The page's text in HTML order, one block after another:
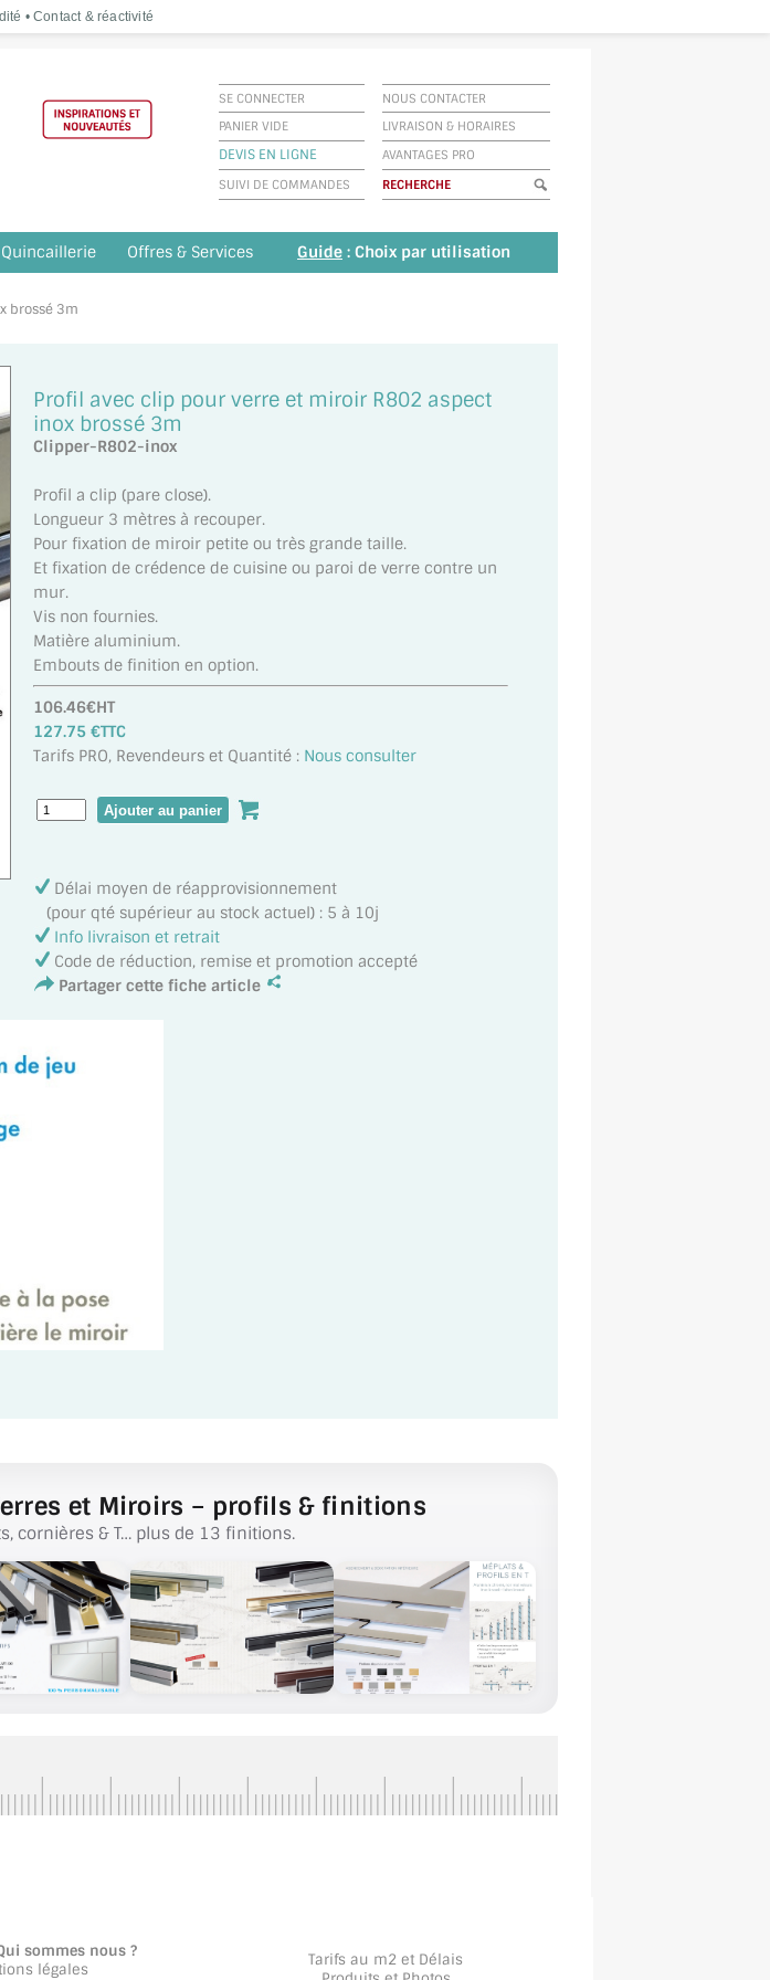
• Contact & réactivité
SE CONNECTER
NOUS CONTACTER
PANIER VIDE
LIVRAISON & HORAIRES
DEVIS EN LIGNE
AVANTAGES PRO
SUIVI DE COMMANDES
Quincaillerie Offres & Services Guide : Choix par utilisation
brossé 3m
Profil avec clip pour verre et miroir R802 aspect
inox brossé 3m
Clipper-R802-inox
Profil a clip (pare close).
Longueur 3 mètres à recouper.
Pour fixation de miroir petite ou très grande taille.
Et fixation de crédence de cuisine ou paroi de verre contre un
mur.
Vis non fournies.
Matière aluminium.
Embouts de finition en option.
106.46€HT
127.75 €TTC
Tarifs PRO, Revendeurs et Quantité : Nous consulter
Délai moyen de réapprovisionnement
(pour qté supérieur au stock actuel) : 5 à 10j
Info livraison et retrait
Code de réduction, remise et promotion accepté
Partager cette fiche article
et Miroirs – profils & finitions
cornières & T… plus de 13 finitions.
sommes nous ?
légales
Tarifs au m2 et Délais